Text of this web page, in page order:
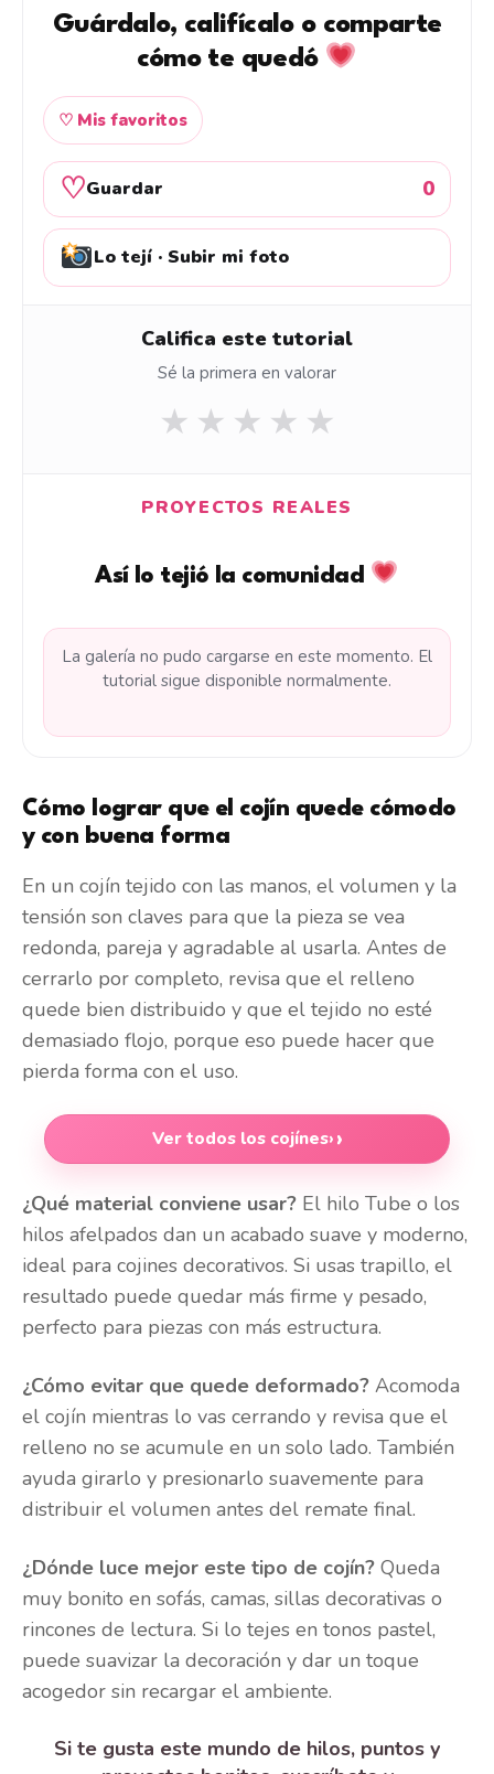
Guárdalo, califícalo o comparte
cómo te quedó
♡ Mis favoritos
♡Guardar 0
Lo tejí · Subir mi foto
Califica este tutorial
Sé la primera en valorar
★ ★ ★ ★ ★
PROYECTOS REALES
Así lo tejió la comunidad
La galería no pudo cargarse en este momento. El
tutorial sigue disponible normalmente.
Cómo lograr que el cojín quede cómodo
y con buena forma
En un cojín tejido con las manos, el volumen y la
tensión son claves para que la pieza se vea
redonda, pareja y agradable al usarla. Antes de
cerrarlo por completo, revisa que el relleno
quede bien distribuido y que el tejido no esté
demasiado flojo, porque eso puede hacer que
pierda forma con el uso.
Ver todos los cojínes›
¿Qué material conviene usar? El hilo Tube o los
hilos afelpados dan un acabado suave y moderno,
ideal para cojines decorativos. Si usas trapillo, el
resultado puede quedar más firme y pesado,
perfecto para piezas con más estructura.
¿Cómo evitar que quede deformado? Acomoda
el cojín mientras lo vas cerrando y revisa que el
relleno no se acumule en un solo lado. También
ayuda girarlo y presionarlo suavemente para
distribuir el volumen antes del remate final.
¿Dónde luce mejor este tipo de cojín? Queda
muy bonito en sofás, camas, sillas decorativas o
rincones de lectura. Si lo tejes en tonos pastel,
puede suavizar la decoración y dar un toque
acogedor sin recargar el ambiente.
Si te gusta este mundo de hilos, puntos y